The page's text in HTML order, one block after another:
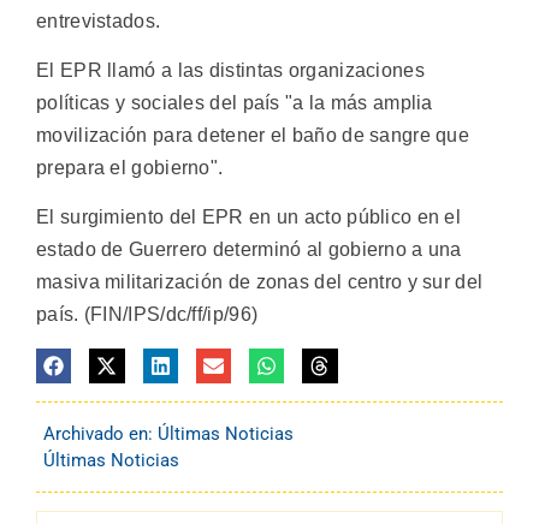
entrevistados.
El EPR llamó a las distintas organizaciones
políticas y sociales del país "a la más amplia
movilización para detener el baño de sangre que
prepara el gobierno".
El surgimiento del EPR en un acto público en el
estado de Guerrero determinó al gobierno a una
masiva militarización de zonas del centro y sur del
país. (FIN/IPS/dc/ff/ip/96)
Archivado en: Últimas Noticias
Últimas Noticias